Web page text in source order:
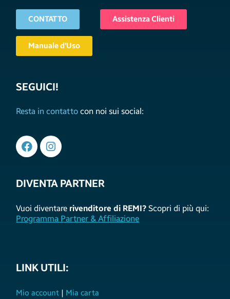
CONTATTO Assistenza Clienti
Manuale d'Uso
SEGUICI!
Resta in contatto con noi sui social:
DIVENTA PARTNER
Vuoi diventare rivenditore di REMI?Scopri di più qui:
Programma Partner & Affiliazione
LINK UTILI:
Mio account | Mia carta